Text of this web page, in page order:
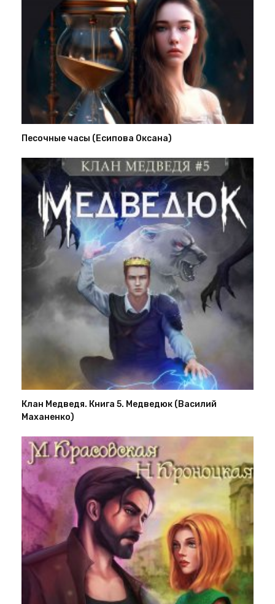
Песочные часы (Есипова Оксана)
Клан Медведя. Книга 5. Медведюк (Василий
Маханенко)